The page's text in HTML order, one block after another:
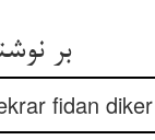
بر نوشته هیچ بنویسد کسی ** یا نهاله کارد اندر مغرسی
fidan